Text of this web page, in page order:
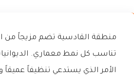
منطقة القادسية تضم مزيجاً من
تناسب كل نمط معماري.
الأمر الذي يستدعي تنظيفاً